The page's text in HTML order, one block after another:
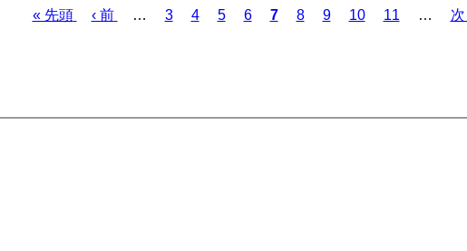
先
« 先頭
前
‹ 前 …
ペ
3
ペ
4
ペ
5
ペ
6
カ
7
ペ
8
ペ
9
ペ
10
ペ
11 …
次
次